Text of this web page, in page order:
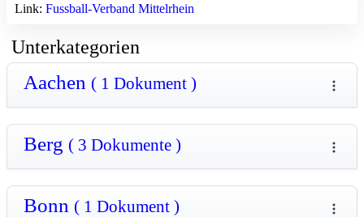
Link: Fussball-Verband Mittelrhein
Unterkategorien
Aachen ( 1 Dokument )
Berg ( 3 Dokumente )
Bonn ( 1 Dokument )